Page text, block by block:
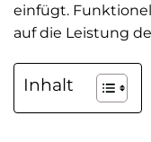
einfügt.
auf die Leistung
Inhalt